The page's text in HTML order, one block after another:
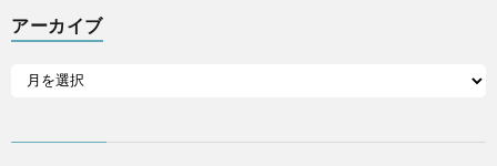
アーカイブ